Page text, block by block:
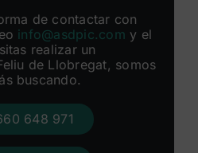
de contactar con
info@asdpic.com y el
realizar un
de Llobregat, somos
buscando.
648 971